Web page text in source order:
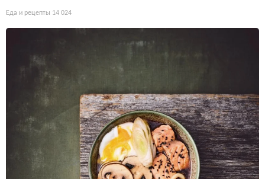
Еда и рецепты 14 024